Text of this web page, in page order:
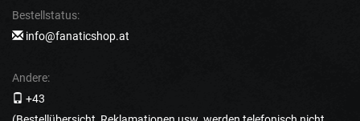
Bestellstatus:
info@fanaticshop.at
Andere:
+43